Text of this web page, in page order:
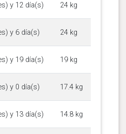
y 12 día(s) 24 kg
y 6 día(s) 24 kg
y 19 día(s) 19 kg
y 0 día(s) 17.4 kg
y 13 día(s) 14.8 kg